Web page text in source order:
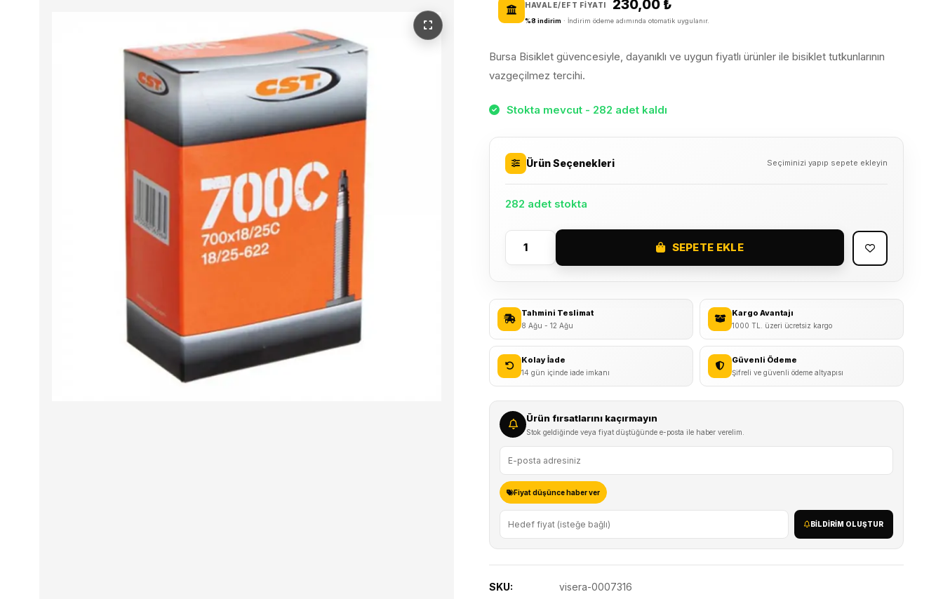
HAVALE/EFT FIYATI 230,00 ₺
%8 indirim · İndirim ödeme adımında otomatik uygulanır.
Bursa Bisiklet güvencesiyle, dayanıklı ve uygun fiyatlı ürünler ile bisiklet tutkunlarının
vazgeçilmez tercihi.
Stokta mevcut - 282 adet kaldı
Ürün Seçenekleri Seçiminizi yapıp sepete ekleyin
282 adet stokta
48mm
İnce
Sibop
İç
Lastik
adet
SEPETE EKLE
Tahmini Teslimat
8 Ağu - 12 Ağu
Kargo Avantajı
1000 TL. üzeri ücretsiz kargo
Kolay İade
14 gün içinde iade imkanı
Güvenli Ödeme
Şifreli ve güvenli ödeme altyapısı
Ürün fırsatlarını kaçırmayın
Stok geldiğinde veya fiyat düştüğünde e-posta ile haber verelim.
Fiyat düşünce haber ver
BILDIRIM OLUŞTUR
SKU:
visera-0007316